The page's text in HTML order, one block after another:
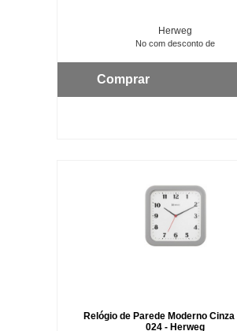
Herweg
No com desconto de
Comprar
Relógio de Parede Moderno Cinza
024 - Herweg